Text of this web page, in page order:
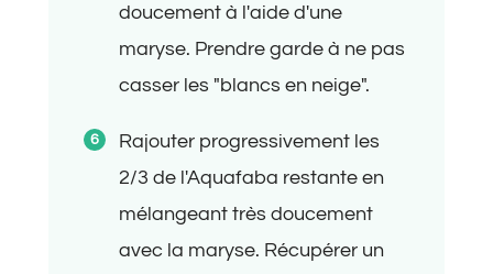
doucement à l'aide d'une
maryse. Prendre garde à ne pas
casser les "blancs en neige".
Rajouter progressivement les
2/3 de l'Aquafaba restante en
mélangeant très doucement
avec la maryse. Récupérer un